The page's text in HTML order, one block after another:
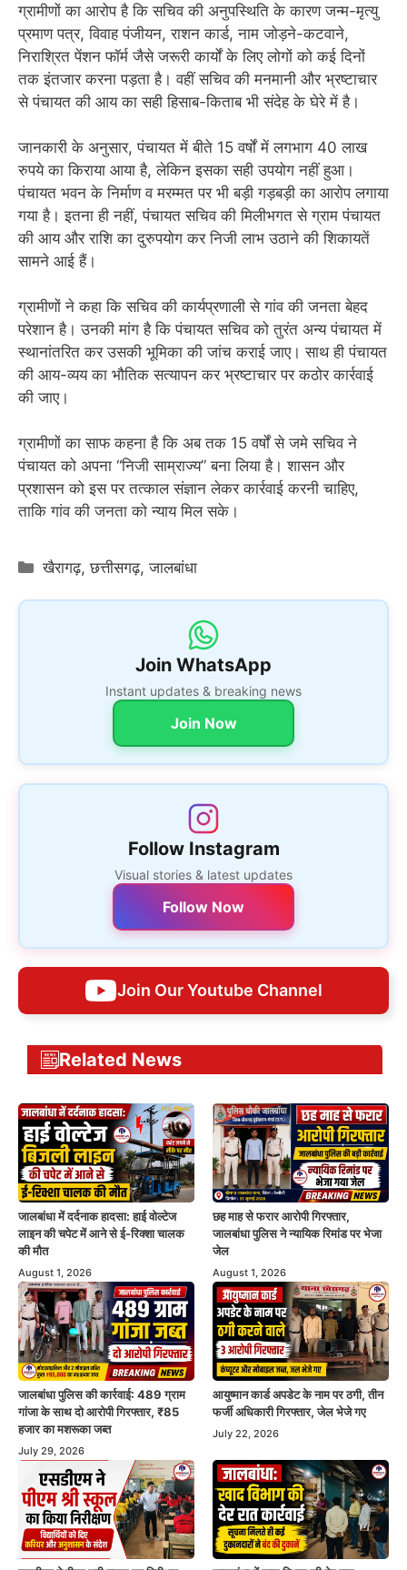
ग्रामीणों का आरोप है कि सचिव की अनुपस्थिति के कारण जन्म-मृत्यु
प्रमाण पत्र, विवाह पंजीयन, राशन कार्ड, नाम जोड़ने-कटवाने,
निराश्रित पेंशन फॉर्म जैसे जरूरी कार्यों के लिए लोगों को कई दिनों
तक इंतजार करना पड़ता है। वहीं सचिव की मनमानी और भ्रष्टाचार
से पंचायत की आय का सही हिसाब-किताब भी संदेह के घेरे में है।
जानकारी के अनुसार, पंचायत में बीते 15 वर्षों में लगभाग 40 लाख
रुपये का किराया आया है, लेकिन इसका सही उपयोग नहीं हुआ।
पंचायत भवन के निर्माण व मरम्मत पर भी बड़ी गड़बड़ी का आरोप लगाया
गया है। इतना ही नहीं, पंचायत सचिव की मिलीभगत से ग्राम पंचायत
की आय और राशि का दुरुपयोग कर निजी लाभ उठाने की शिकायतें
सामने आई हैं।
ग्रामीणों ने कहा कि सचिव की कार्यप्रणाली से गांव की जनता बेहद
परेशान है। उनकी मांग है कि पंचायत सचिव को तुरंत अन्य पंचायत में
स्थानांतरित कर उसकी भूमिका की जांच कराई जाए। साथ ही पंचायत
की आय-व्यय का भौतिक सत्यापन कर भ्रष्टाचार पर कठोर कार्रवाई
की जाए।
ग्रामीणों का साफ कहना है कि अब तक 15 वर्षों से जमे सचिव ने
पंचायत को अपना “निजी साम्राज्य” बना लिया है। शासन और
प्रशासन को इस पर तत्काल संज्ञान लेकर कार्रवाई करनी चाहिए,
ताकि गांव की जनता को न्याय मिल सके।
Categories
खैरागढ़,छत्तीसगढ़,जालबांधा
Join WhatsApp
Instant updates & breaking news
Join Now
Follow Instagram
Visual stories & latest updates
Follow Now
Join Our Youtube Channel
Related News
जालबांधा में दर्दनाक हादसा: हाई वोल्टेज
लाइन की चपेट में आने से ई-रिक्शा चालक
की मौत
August 1, 2026
छह माह से फरार आरोपी गिरफ्तार,
जालबांधा पुलिस ने न्यायिक रिमांड पर भेजा
जेल
August 1, 2026
जालबांधा पुलिस की कार्रवाई: 489 ग्राम
गांजा के साथ दो आरोपी गिरफ्तार, ₹85
हजार का मशरूका जब्त
July 29, 2026
आयुष्मान कार्ड अपडेट के नाम पर ठगी, तीन
फर्जी अधिकारी गिरफ्तार, जेल भेजे गए
July 22, 2026